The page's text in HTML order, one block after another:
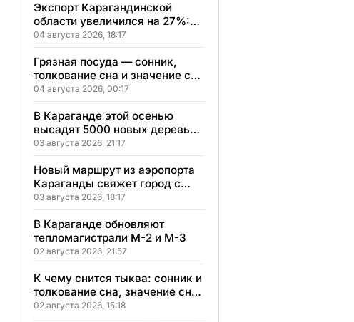
Экспорт Карагандинской
области увеличился на 27%:
регион осваивает новые
рынки
04 августа 2026, 18:17
Грязная посуда — сонник,
толкование сна и значение сна
по мотивам ваших ощущений
и переживаний
04 августа 2026, 00:17
В Караганде этой осенью
высадят 5000 новых деревьев
в экопарке
03 августа 2026, 21:17
Новый маршрут из аэропорта
Караганды свяжет город с
другими регионами
Казахстана
03 августа 2026, 18:17
В Караганде обновляют
тепломагистрали М-2 и М-3
02 августа 2026, 21:57
К чему снится тыква: сонник и
толкование сна, значение сна
в различных культурах
02 августа 2026, 15:18